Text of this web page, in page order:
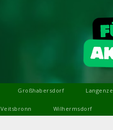
Großhabersdorf
Veitsbronn Wilhermsdorf